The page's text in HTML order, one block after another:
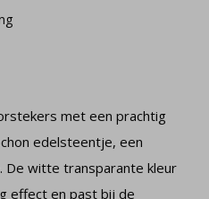
met een prachtig
edelsteentje, een
De witte transparante kleur
effect en past bij de